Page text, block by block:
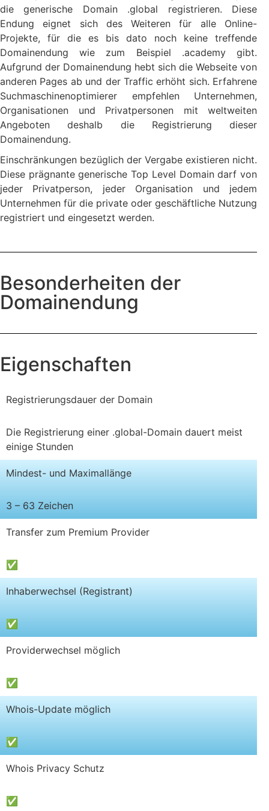
die generische Domain .global registrieren. Diese
Endung eignet sich des Weiteren für alle Online-
Projekte, für die es bis dato noch keine treffende
Domainendung wie zum Beispiel .academy gibt.
Aufgrund der Domainendung hebt sich die Webseite von
anderen Pages ab und der Traffic erhöht sich. Erfahrene
Suchmaschinenoptimierer empfehlen Unternehmen,
Organisationen und Privatpersonen mit weltweiten
Angeboten deshalb die Registrierung dieser
Domainendung.
Einschränkungen bezüglich der Vergabe existieren nicht.
Diese prägnante generische Top Level Domain darf von
jeder Privatperson, jeder Organisation und jedem
Unternehmen für die private oder geschäftliche Nutzung
registriert und eingesetzt werden.
Besonderheiten der
Domainendung
Eigenschaften
Registrierungsdauer der Domain
Die Registrierung einer .global-Domain dauert meist
einige Stunden
Mindest- und Maximallänge
3 – 63 Zeichen
Transfer zum Premium Provider
✅
Inhaberwechsel (Registrant)
✅
Providerwechsel möglich
✅
Whois-Update möglich
✅
Whois Privacy Schutz
✅